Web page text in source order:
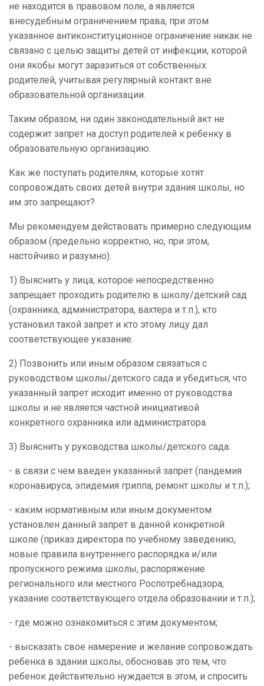
не находится в правовом поле, а является
внесудебным ограничением права, при этом
указанное антиконституционное ограничение никак не
связано с целью защиты детей от инфекции, которой
они якобы могут заразиться от собственных
родителей, учитывая регулярный контакт вне
образовательной организации.
Таким образом, ни один законодательный акт не
содержит запрет на доступ родителей к ребенку в
образовательную организацию.
Как же поступать родителям, которые хотят
сопровождать своих детей внутри здания школы, но
им это запрещают?
Мы рекомендуем действовать примерно следующим
образом (предельно корректно, но, при этом,
настойчиво и разумно).
1) Выяснить у лица, которое непосредственно
запрещает проходить родителю в школу/детский сад
(охранника, администратора, вахтера и т.п.), кто
установил такой запрет и кто этому лицу дал
соответствующее указание.
2) Позвонить или иным образом связаться с
руководством школы/детского сада и убедиться, что
указанный запрет исходит именно от руководства
школы и не является частной инициативой
конкретного охранника или администратора.
3) Выяснить у руководства школы/детского сада:
- в связи с чем введен указанный запрет (пандемия
коронавируса, эпидемия гриппа, ремонт школы и т.п.);
- каким нормативным или иным документом
установлен данный запрет в данной конкретной
школе (приказ директора по учебному заведению,
новые правила внутреннего распорядка и/или
пропускного режима школы, распоряжение
регионального или местного Роспотребнадзора,
указание соответствующего отдела образовании и т.п.);
- где можно ознакомиться с этим документом;
- высказать свое намерение и желание сопровождать
ребенка в здании школы, обосновав это тем, что
ребенок действительно нуждается в этом, и спросить